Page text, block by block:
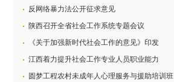
反网络暴力法公开征求意见
陕西召开全省社会工作系统专题会议
《关于加强新时代社会工作的意见》印发
江西着力提升社会工作专业人员职业能力
圆梦工程农村未成年人心理服务与援助培训班